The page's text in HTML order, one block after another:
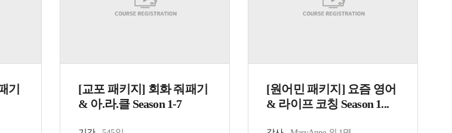
기
[교포 패키지] 회화 줘패기
& 아.라.클 Season 1-7
[원어민 패키지] 요즘 영어
& 라이프 코칭 Season 1...